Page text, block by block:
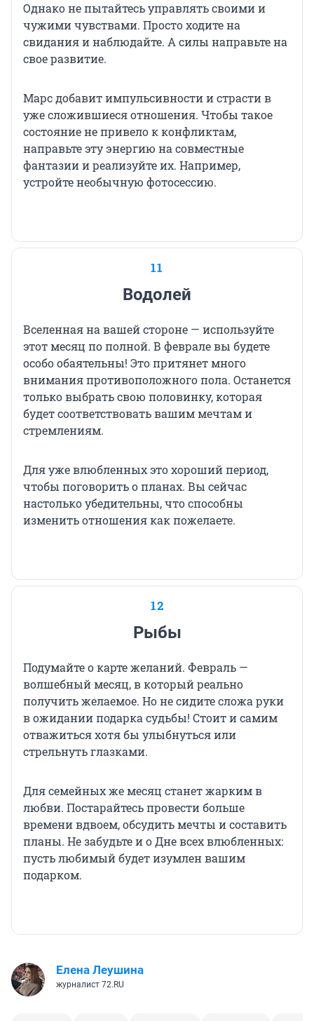
Однако не пытайтесь управлять своими и
чужими чувствами. Просто ходите на
свидания и наблюдайте. А силы направьте на
свое развитие.
Марс добавит импульсивности и страсти в
уже сложившиеся отношения. Чтобы такое
состояние не привело к конфликтам,
направьте эту энергию на совместные
фантазии и реализуйте их. Например,
устройте необычную фотосессию.
11
Водолей
Вселенная на вашей стороне — используйте
этот месяц по полной. В феврале вы будете
особо обаятельны! Это притянет много
внимания противоположного пола. Останется
только выбрать свою половинку, которая
будет соответствовать вашим мечтам и
стремлениям.
Для уже влюбленных это хороший период,
чтобы поговорить о планах. Вы сейчас
настолько убедительны, что способны
изменить отношения как пожелаете.
12
Рыбы
Подумайте о карте желаний. Февраль —
волшебный месяц, в который реально
получить желаемое. Но не сидите сложа руки
в ожидании подарка судьбы! Стоит и самим
отважиться хотя бы улыбнуться или
стрельнуть глазками.
Для семейных же месяц станет жарким в
любви. Постарайтесь провести больше
времени вдвоем, обсудить мечты и составить
планы. Не забудьте и о Дне всех влюбленных:
пусть любимый будет изумлен вашим
подарком.
Елена Леушина
журналист 72.RU